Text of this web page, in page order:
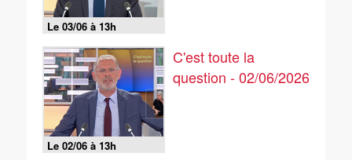
Le 03/06 à 13h
Le 02/06 à 13h
C'est toute la
question - 02/06/2026